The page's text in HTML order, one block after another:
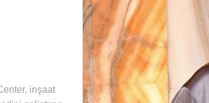
inşaat